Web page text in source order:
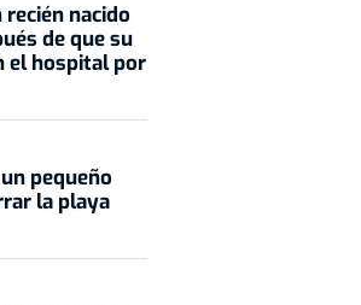
nacido
de que su
el hospital por
pequeño
la playa